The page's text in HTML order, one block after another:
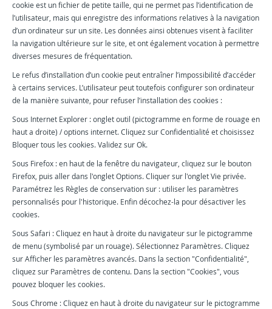
cookie est un fichier de petite taille, qui ne permet pas l’identification de
l’utilisateur, mais qui enregistre des informations relatives à la navigation
d’un ordinateur sur un site. Les données ainsi obtenues visent à faciliter
la navigation ultérieure sur le site, et ont également vocation à permettre
diverses mesures de fréquentation.
Le refus d’installation d’un cookie peut entraîner l’impossibilité d’accéder
à certains services. L’utilisateur peut toutefois configurer son ordinateur
de la manière suivante, pour refuser l’installation des cookies :
Sous Internet Explorer : onglet outil (pictogramme en forme de rouage en
haut a droite) / options internet. Cliquez sur Confidentialité et choisissez
Bloquer tous les cookies. Validez sur Ok.
Sous Firefox : en haut de la fenêtre du navigateur, cliquez sur le bouton
Firefox, puis aller dans l'onglet Options. Cliquer sur l'onglet Vie privée.
Paramétrez les Règles de conservation sur : utiliser les paramètres
personnalisés pour l'historique. Enfin décochez-la pour désactiver les
cookies.
Sous Safari : Cliquez en haut à droite du navigateur sur le pictogramme
de menu (symbolisé par un rouage). Sélectionnez Paramètres. Cliquez
sur Afficher les paramètres avancés. Dans la section "Confidentialité",
cliquez sur Paramètres de contenu. Dans la section "Cookies", vous
pouvez bloquer les cookies.
Sous Chrome : Cliquez en haut à droite du navigateur sur le pictogramme